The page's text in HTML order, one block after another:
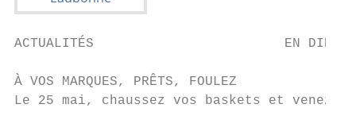
ACTUALITÉS                        EN DIRECT
À VOS MARQUES, PRÊTS, FOULEZ
Le 25 mai, chaussez vos baskets et venez